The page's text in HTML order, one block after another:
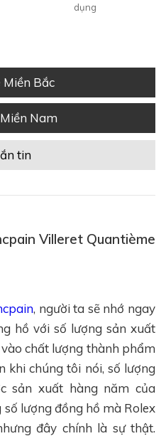
dụng
Bắc
Nam
tin
Villeret Quantième
, người ta sẽ nhớ ngay
hồ với số lượng sản xuất
chất lượng thành phẩm
khi chúng tôi nói, số lượng
sản xuất hàng năm của
lượng đồng hồ mà Rolex
đây chính là sự thật.